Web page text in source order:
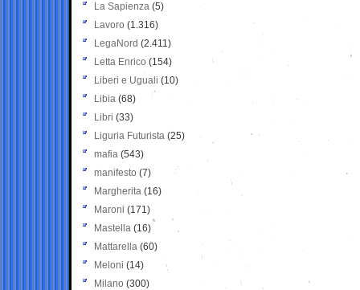
La Sapienza (5)
Lavoro (1.316)
LegaNord (2.411)
Letta Enrico (154)
Liberi e Uguali (10)
Libia (68)
Libri (33)
Liguria Futurista (25)
mafia (543)
manifesto (7)
Margherita (16)
Maroni (171)
Mastella (16)
Mattarella (60)
Meloni (14)
Milano (300)